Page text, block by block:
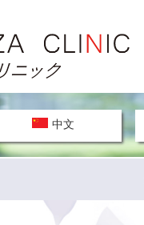
中文